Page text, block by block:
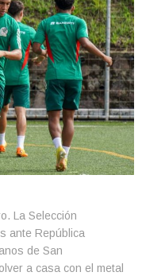
La Selección
ante República
de San
a casa con el metal